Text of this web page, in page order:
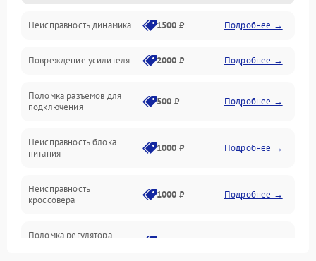
Механика
Управление
Корпус/Герметичность
Неисправность динамика 1500 ₽ Подробнее →
Повреждение усилителя 2000 ₽ Подробнее →
Поломка разъемов для
подключения
500 ₽ Подробнее →
Неисправность блока
питания
1000 ₽ Подробнее →
Неисправность
кроссовера
1000 ₽ Подробнее →
Поломка регулятора
500 ₽ Подробнее →